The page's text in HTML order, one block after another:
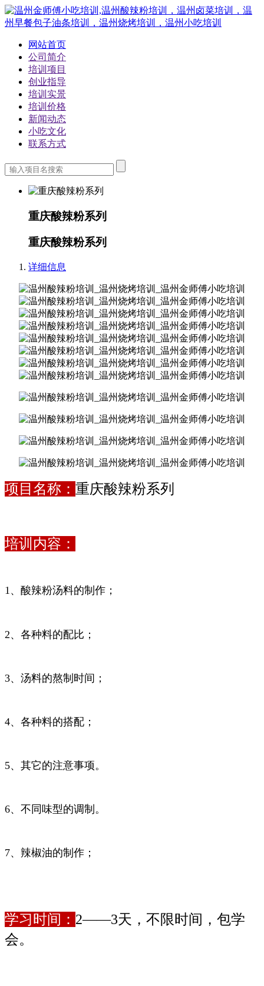
网站首页
公司简介
培训项目
创业指导
培训实景
培训价格
新闻动态
小吃文化
联系方式
重庆酸辣粉系列
重庆酸辣粉系列
详细信息
项目名称： 重庆酸辣粉系列
培训内容：
1、酸辣粉汤料的制作；
2、各种料的配比；
3、汤料的熬制时间；
4、各种料的搭配；
5、其它的注意事项。
6、不同味型的调制。
7、辣椒油的制作；
学习时间： 2——3天，不限时间，包学
会。